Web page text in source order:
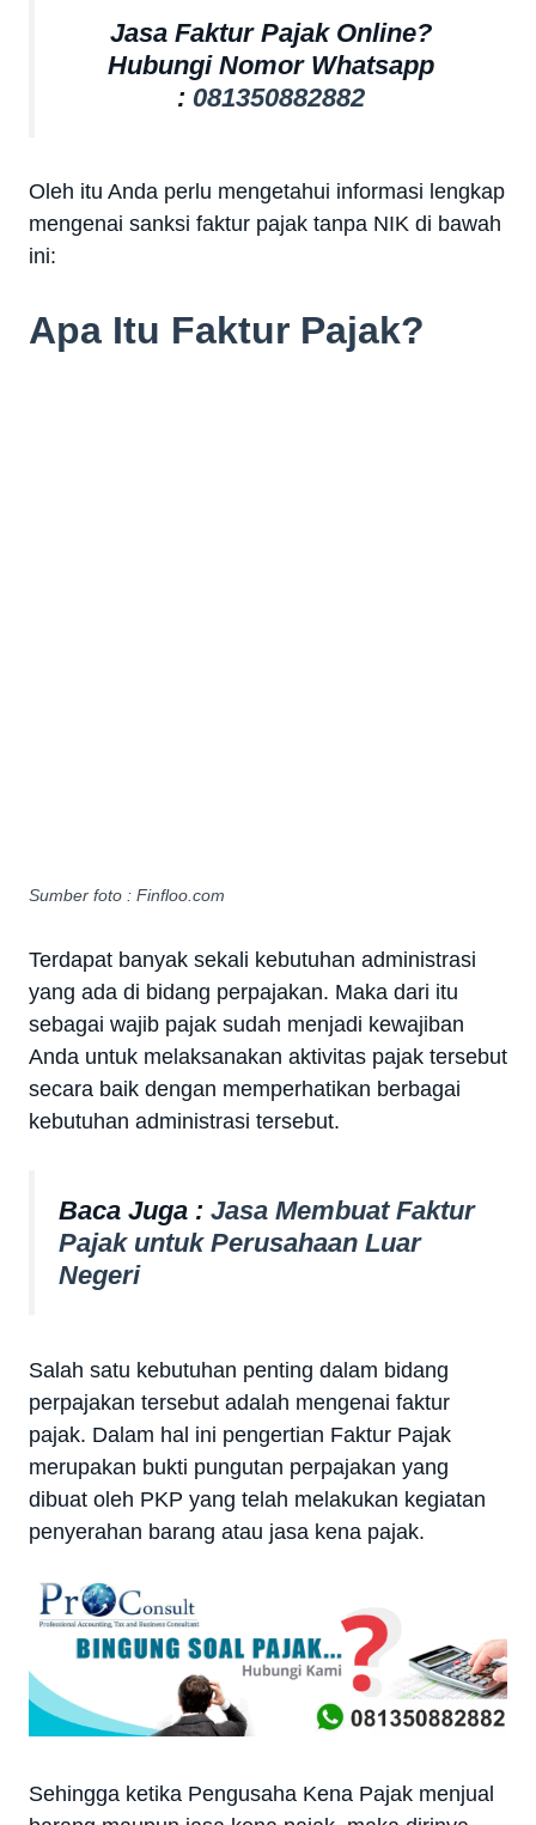
Jasa Faktur Pajak Online?
Hubungi Nomor Whatsapp
: 081350882882
Oleh itu Anda perlu mengetahui informasi lengkap
mengenai sanksi faktur pajak tanpa NIK di bawah
ini:
Apa Itu Faktur Pajak?
Sumber foto : Finfloo.com
Terdapat banyak sekali kebutuhan administrasi
yang ada di bidang perpajakan. Maka dari itu
sebagai wajib pajak sudah menjadi kewajiban
Anda untuk melaksanakan aktivitas pajak tersebut
secara baik dengan memperhatikan berbagai
kebutuhan administrasi tersebut.
Baca Juga : Jasa Membuat Faktur
Pajak untuk Perusahaan Luar
Negeri
Salah satu kebutuhan penting dalam bidang
perpajakan tersebut adalah mengenai faktur
pajak. Dalam hal ini pengertian Faktur Pajak
merupakan bukti pungutan perpajakan yang
dibuat oleh PKP yang telah melakukan kegiatan
penyerahan barang atau jasa kena pajak.
Sehingga ketika Pengusaha Kena Pajak menjual